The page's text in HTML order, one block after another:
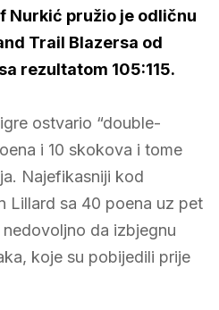
Nurkić pružio je odličnu
Trail Blazersa od
rezultatom 105:115.
ostvario “double-
i 10 skokova i tome
Najefikasniji kod
Lillard sa 40 poena uz pet
da izbjegnu
koje su pobijedili prije